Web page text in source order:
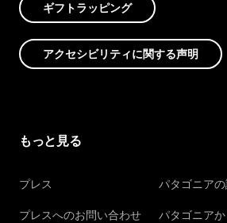
ギフトラッピング
アクセシビリティに関する声明
もっと見る
プレス
プレスへのお問い合わせ
パタゴニア
パタゴニア